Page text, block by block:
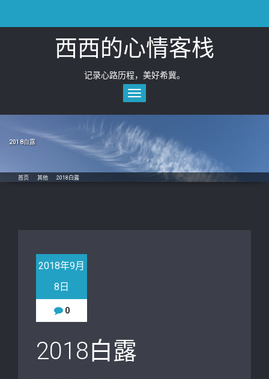
content
西西的心情客栈
记录心路历程，美好希冀。
Toggle
navigation
2018白露
首页 其他 2018白露
2018年9月
8日
0
2018白露